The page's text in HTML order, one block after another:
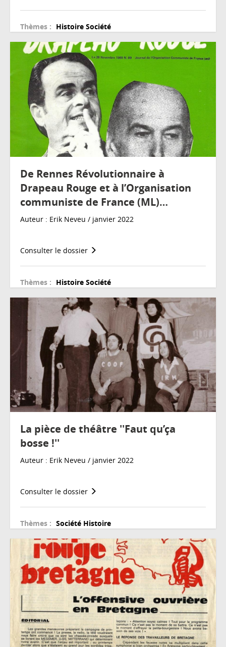
Thèmes : Histoire Société
De Rennes Révolutionnaire à
Drapeau Rouge et à l’Organisation
communiste de France (ML)…
Auteur : Erik Neveu / janvier 2022
Consulter le dossier
Thèmes : Histoire Société
La pièce de théâtre ''Faut qu’ça
bosse !''
Auteur : Erik Neveu / janvier 2022
Consulter le dossier
Thèmes : Société Histoire